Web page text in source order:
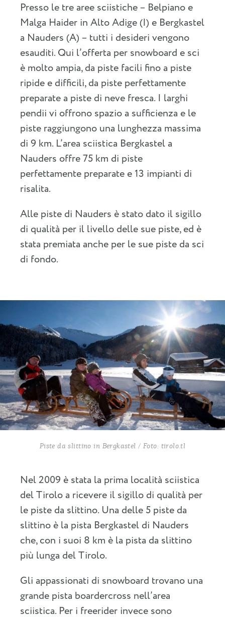
Presso le tre aree sciistiche – Belpiano e
Malga Haider in Alto Adige (I) e Bergkastel
a Nauders (A) – tutti i desideri vengono
esauditi. Qui l’offerta per snowboard e sci
è molto ampia, da piste facili fino a piste
ripide e difficili, da piste perfettamente
preparate a piste di neve fresca. I larghi
pendii vi offrono spazio a sufficienza e le
piste raggiungono una lunghezza massima
di 9 km. L’area sciistica Bergkastel a
Nauders offre 75 km di piste
perfettamente preparate e 13 impianti di
risalita.
Alle piste di Nauders è stato dato il sigillo
di qualità per il livello delle sue piste, ed è
stata premiata anche per le sue piste da sci
di fondo.
Piste da slittino in Bergkastel / Foto: tirolo.tl
Nel 2009 è stata la prima località sciistica
del Tirolo a ricevere il sigillo di qualità per
le piste da slittino. Una delle 5 piste da
slittino è la pista Bergkastel di Nauders
che, con i suoi 8 km è la pista da slittino
più lunga del Tirolo.
Gli appassionati di snowboard trovano una
grande pista boardercross nell’area
sciistica. Per i freerider invece sono